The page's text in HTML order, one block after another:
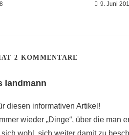
9. Juni
2 KOMMENTARE
landmann
diesen informativen Artikel!
wieder „Dinge“, über die
sich wohl, sich weiter damit zu